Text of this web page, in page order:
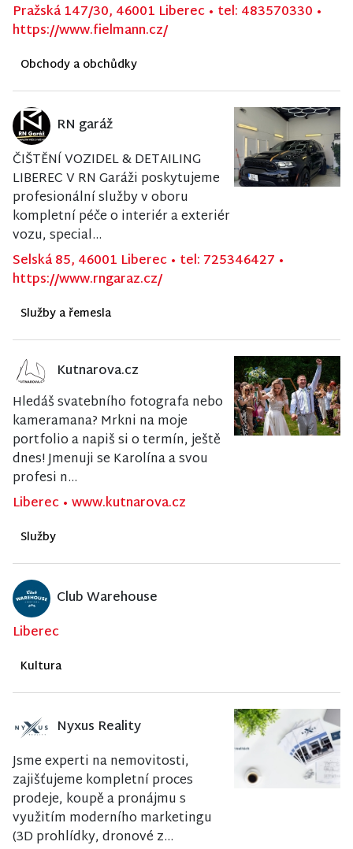
Pražská 147/30, 46001 Liberec • tel: 483570330 •
https://www.fielmann.cz/
Obchody a obchůdky
RN garáž
ČIŠTĚNÍ VOZIDEL & DETAILING
LIBEREC V RN Garáži poskytujeme
profesionální služby v oboru
kompletní péče o interiér a exteriér
vozu, special...
Selská 85, 46001 Liberec • tel: 725346427 •
https://www.rngaraz.cz/
Služby a řemesla
Kutnarova.cz
Hledáš svatebního fotografa nebo
kameramana? Mrkni na moje
portfolio a napiš si o termín, ještě
dnes! Jmenuji se Karolína a svou
profesi n...
Liberec • www.kutnarova.cz
Služby
Club Warehouse
Liberec
Kultura
Nyxus Reality
Jsme experti na nemovitosti,
zajišťujeme kompletní proces
prodeje, koupě a pronájmu s
využitím moderního marketingu
(3D prohlídky, dronové z...